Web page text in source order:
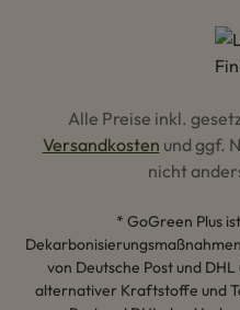
Alle Preise inkl.
Versandkosten und ggf.
nicht
* GoGreen Plus
von Deutsche Post und
alternativer Kraftstoffe und